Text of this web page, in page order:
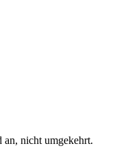
nicht umgekehrt.